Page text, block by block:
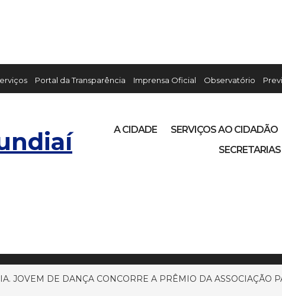
Portal da Transparência Imprensa Oficial Observatório
A CIDADE SERVIÇOS AO CIDADÃO
SECRETARIAS
JOVEM DE DANÇA CONCORRE A PRÊMIO DA ASSOCIAÇÃO